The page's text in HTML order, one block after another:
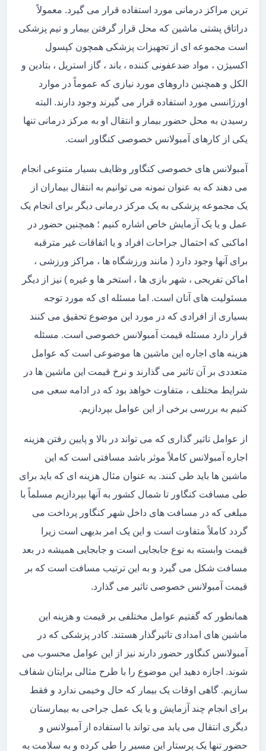
ترین مراکز درمانی مورد استفاده قرار می گیرد. معمولاً
دراتاق پشتی ماشین که محل قرار گرفتن بیمار و تیم پزشکی
است مجموعه ای از تجهیزات پزشکی همچون کپسول
اکسیژن ، مواد ضدعفونی کننده ، باند ، گاز استریل ، بتادین و
الکل و همچنین داروهای مورد نیازی که عموماً در موارد
اورژانسی مورد استفاده قرار می گیرند وجود دارند. البته
رسیدن به محل حضور بیمار و انتقال او به مرکز درمانی تنها
یکی از کارهای آمبولانس خصوصی کنگاور است.
آمبولانس های خصوصی کنگاور وظایف بسیار متنوعی انجام
می دهند که به عنوان نمونه می توانیم به انتقال بیماران از
یک مجموعه پزشکی به یک مرکز درمانی دیگر برای انجام یک
عمل و یا یک آزمایش خاص اشاره کنیم ؛ همچنین حضور در
اماکنی که احتمال جراحات افراد و یا اتفاقات غیر مترقبه
برای آنها وجود دارد ( مانند ورزشگاه ها ، مراکز ورزشی ،
اماکن تفریحی ، شهر بازی ها ، استخر ها و غیره ) نیز از دیگر
مسئولیت های آنان است. اما مسئله ای که مورد توجه
بسیاری از افرادی که در مورد این موضوع تحقیق می کنند
قرار دارد مسئله قیمت آمبولانس خصوصی است. مسئله
هزینه های اجاره این ماشین ها موضوعی است که عوامل
متعددی بر آن تاثیر می گذارند و نرخ قیمت این ماشین ها در
شرایط مختلف ، متفاوت خواهد بود که در ادامه سعی می
کنیم به بررسی برخی از این عوامل بپردازیم.
از عوامل تاثیر گذاری که می تواند در بالا و پایین رفتن هزینه
اجاره آمبولانس کاملاً موثر باشد مسافتی است که این
ماشین ها باید طی کنند. به عنوان مثال هزینه ای که باید برای
طی مسافت کنگاور تا شمال کشور به آنها بپردازیم مسلماً با
مبلغی که در مسافت های داخل شهر کنگاور پرداخت می
گردد کاملاً متفاوت است و این یک امر بدیهی است زیرا
قیمت وابسته به نوع جابجایی است و جابجایی همیشه در بعد
مسافت شکل می گیرد و به این ترتیب مسافت است که بر
قیمت آمبولانس خصوصی تاثیر می گذارد.
همانطور که گفتیم عوامل مختلفی بر قیمت و هزینه این
ماشین های امدادی تاثیرگذار هستند. کادر پزشکی که در
آمبولانس کنگاور حضور دارند نیز از این عوامل محسوب می
شوند. اجازه دهید این موضوع را با طرح مثالی برایتان شفاف
سازیم. گاهی اوقات یک بیمار که حال وخیمی ندارد و فقط
برای انجام چند آزمایش و یا یک عمل جراحی به بیمارستان
دیگری انتقال می یابد می تواند با استفاده از آمبولانس و
حضور تنها یک پرستار این مسیر را طی کرده و به سلامت به